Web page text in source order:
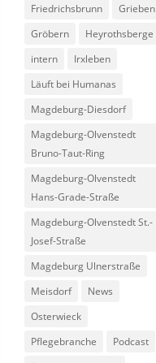
Friedrichsbrunn
Grieben
Gröbern
Heyrothsberge
intern
Irxleben
Läuft bei Humanas
Magdeburg-Diesdorf
Magdeburg-Olvenstedt
Bruno-Taut-Ring
Magdeburg-Olvenstedt
Hans-Grade-Straße
Magdeburg-Olvenstedt St.-
Josef-Straße
Magdeburg Ulnerstraße
Meisdorf
News
Osterwieck
Pflegebranche
Podcast